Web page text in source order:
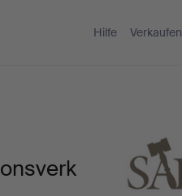
Hilfe Verkaufen